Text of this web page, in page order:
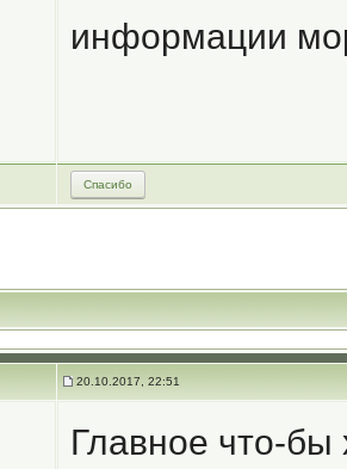
информации
Спасибо
20.10.2017, 22:51
Главное что-бы